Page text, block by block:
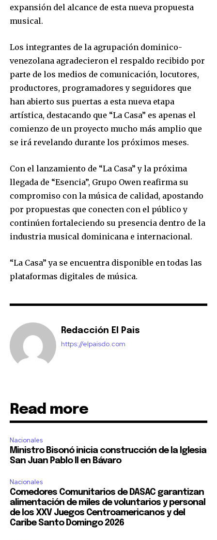
expansión del alcance de esta nueva propuesta
musical.
Los integrantes de la agrupación dominico-
venezolana agradecieron el respaldo recibido por
parte de los medios de comunicación, locutores,
productores, programadores y seguidores que
han abierto sus puertas a esta nueva etapa
artística, destacando que “La Casa” es apenas el
comienzo de un proyecto mucho más amplio que
se irá revelando durante los próximos meses.
Con el lanzamiento de “La Casa” y la próxima
llegada de “Esencia”, Grupo Owen reafirma su
compromiso con la música de calidad, apostando
por propuestas que conecten con el público y
continúen fortaleciendo su presencia dentro de la
industria musical dominicana e internacional.
“La Casa” ya se encuentra disponible en todas las
plataformas digitales de música.
Redacción El Pais
https://elpaisdo.com
Read more
Nacionales
Ministro Bisonó inicia construcción de la Iglesia
San Juan Pablo II en Bávaro
Nacionales
Comedores Comunitarios de DASAC garantizan
alimentación de miles de voluntarios y personal
de los XXV Juegos Centroamericanos y del
Caribe Santo Domingo 2026